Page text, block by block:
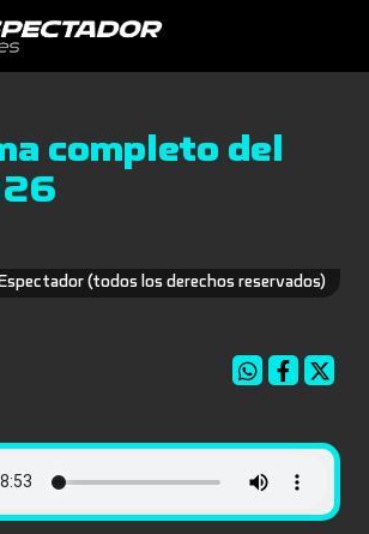
completo del
(todos los derechos reservados)